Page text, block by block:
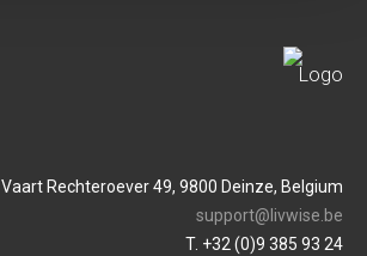
Vaart Rechteroever 49, 9800 Deinze, Belgium
support@livwise.be
T. +32 (0)9 385 93 24